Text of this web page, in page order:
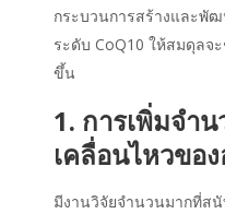
กระบวนการสร้างและพั
ระดับ CoQ10 ให้สมดุลจ
ขึ้น
1. การเพิ่มจำ
เคลื่อนไหวขอ
มีงานวิจัยจำนวนมากที่ส